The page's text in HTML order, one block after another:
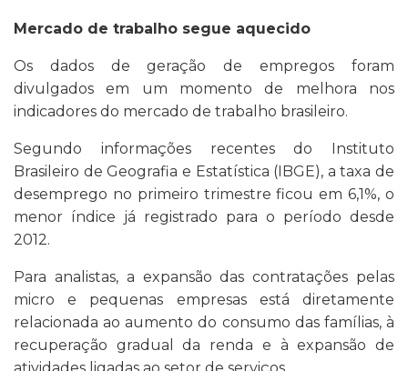
Mercado de trabalho segue aquecido
Os dados de geração de empregos foram
divulgados em um momento de melhora nos
indicadores do mercado de trabalho brasileiro.
Segundo informações recentes do Instituto
Brasileiro de Geografia e Estatística (IBGE), a taxa de
desemprego no primeiro trimestre ficou em 6,1%, o
menor índice já registrado para o período desde
2012.
Para analistas, a expansão das contratações pelas
micro e pequenas empresas está diretamente
relacionada ao aumento do consumo das famílias, à
recuperação gradual da renda e à expansão de
atividades ligadas ao setor de serviços.